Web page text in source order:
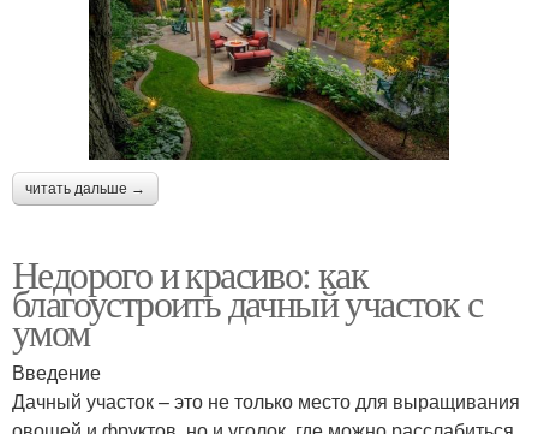
читать дальше →
Недорого и красиво: как
благоустроить дачный участок с
умом
Введение
Дачный участок – это не только место для выращивания